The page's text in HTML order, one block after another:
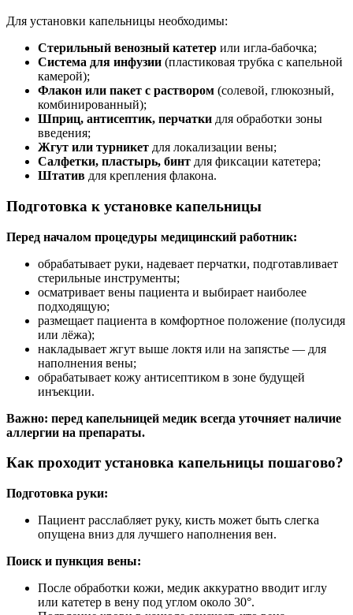
Для установки капельницы необходимы:
Стерильный венозный катетер или игла-бабочка;
Система для инфузии (пластиковая трубка с капельной
камерой);
Флакон или пакет с раствором (солевой, глюкозный,
комбинированный);
Шприц, антисептик, перчатки для обработки зоны
введения;
Жгут или турникет для локализации вены;
Салфетки, пластырь, бинт для фиксации катетера;
Штатив для крепления флакона.
Подготовка к установке капельницы
Перед началом процедуры медицинский работник:
обрабатывает руки, надевает перчатки, подготавливает
стерильные инструменты;
осматривает вены пациента и выбирает наиболее
подходящую;
размещает пациента в комфортное положение (полусидя
или лёжа);
накладывает жгут выше локтя или на запястье — для
наполнения вены;
обрабатывает кожу антисептиком в зоне будущей
инъекции.
Важно: перед капельницей медик всегда уточняет наличие
аллергии на препараты.
Как проходит установка капельницы пошагово?
Подготовка руки:
Пациент расслабляет руку, кисть может быть слегка
опущена вниз для лучшего наполнения вен.
Поиск и пункция вены:
После обработки кожи, медик аккуратно вводит иглу
или катетер в вену под углом около 30°.